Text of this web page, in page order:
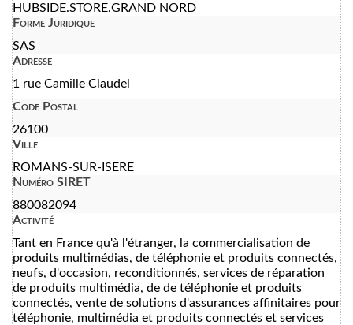
HUBSIDE.STORE.GRAND NORD
Forme Juridique
SAS
Adresse
1 rue Camille Claudel
Code Postal
26100
Ville
ROMANS-SUR-ISERE
Numéro SIRET
880082094
Activité
Tant en France qu'à l'étranger, la commercialisation de
produits multimédias, de téléphonie et produits connectés,
neufs, d'occasion, reconditionnés, services de réparation
de produits multimédia, de de téléphonie et produits
connectés, vente de solutions d'assurances affinitaires pour
téléphonie, multimédia et produits connectés et services